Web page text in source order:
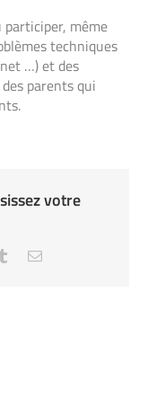
participer, même
techniques
…) et des
parents qui
votre
TumblrEmail